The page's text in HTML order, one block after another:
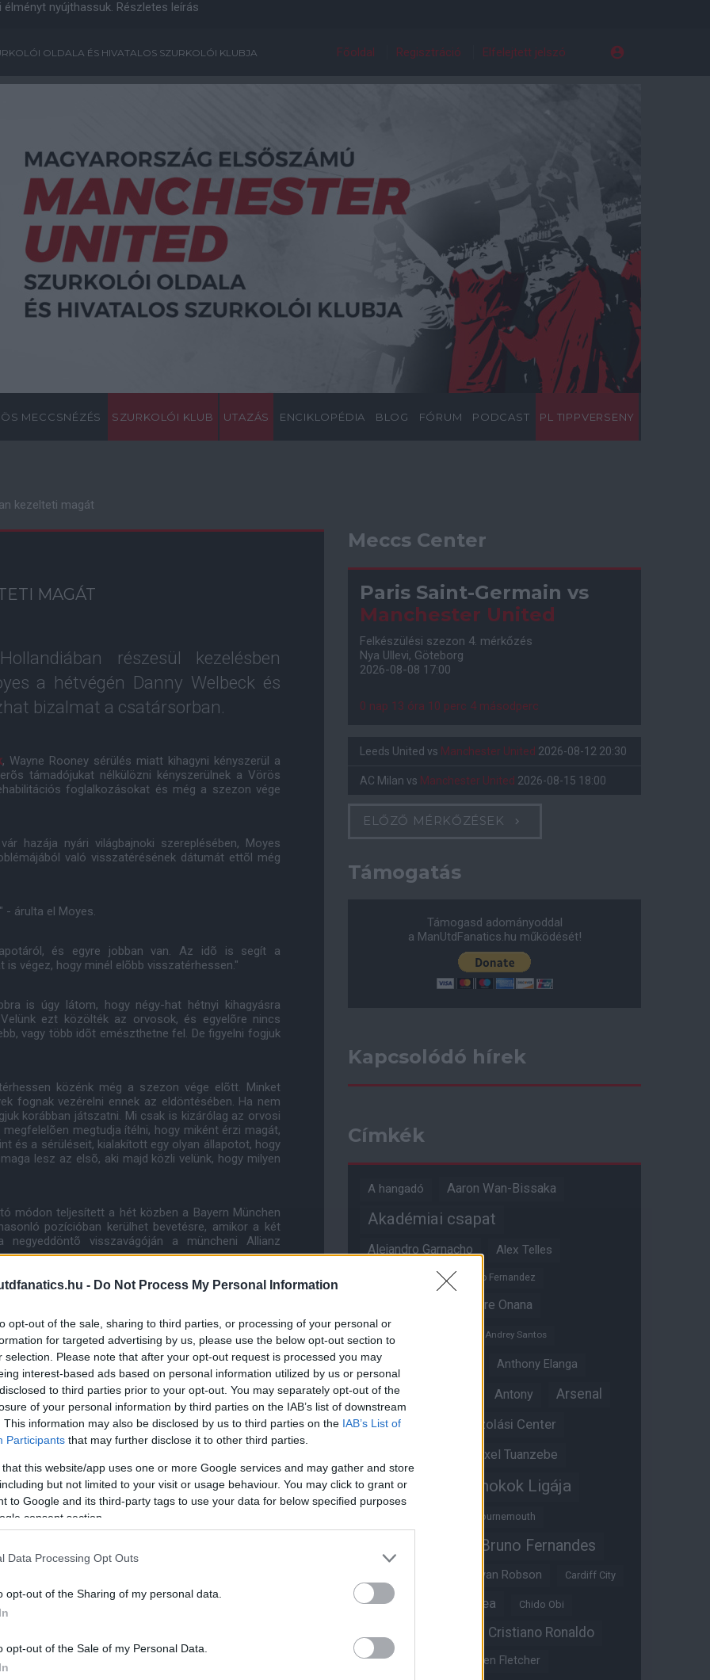
- Do Not Process My Personal Information
opt-out of the sale, sharing to third parties, or processing of your personal or
for targeted advertising by us, please use the below opt-out section to
selection. Please note that after your opt-out request is processed you may
interest-based ads based on personal information utilized by us or personal
to third parties prior to your opt-out. You may separately opt-out of the
of your personal information by third parties on the IAB’s list of downstream
This information may also be disclosed by us to third parties on the IAB’s List of
Participants that may further disclose it to other third parties.
that this website/app uses one or more Google services and may gather and store
but not limited to your visit or usage behaviour. You may click to grant or
to Google and its third-party tags to use your data for below specified purposes
consent section.
Data Processing Opt Outs
opt-out of the Sharing of my personal data.
opt-out of the Sale of my Personal Data.
nyújthassuk. Részletes leírás
OLDALA ÉS HIVATALOS SZURKOLÓI KLUBJA Főoldal Regisztráció Elfelejtett jelszó
MECCSNÉZÉS SZURKOLÓI KLUB UTAZÁS ENCIKLOPÉDIA BLOG FÓRUM PODCAST PL TIPPVERSENY
kezelteti magát
MAGÁT
részesül kezelésben
a hétvégén Danny Welbeck és
bizalmat a csatársorban.
, Wayne Rooney sérülés miatt kihagyni kényszerül a
támadójukat nélkülözni kényszerülnek a Vörös
foglalkozásokat és még a szezon vége
hazája nyári világbajnoki szereplésében, Moyes
való visszatérésének dátumát ettõl még
- árulta el Moyes.
és egyre jobban van. Az idõ is segít a
végez, hogy minél elõbb visszatérhessen."
is úgy látom, hogy négy-hat hétnyi kihagyásra
ezt közölték az orvosok, és egyelõre nincs
vagy több idõt emészthetne fel. De figyelni fogjuk
közénk még a szezon vége elõtt. Minket
fognak vezérelni ennek az eldöntésében. Ha nem
korábban játszatni. Mi csak is kizárólag az orvosi
megtudja ítélni, hogy miként érzi magát,
és a sérüléseit, kialakított egy olyan állapotot, hogy
lesz az elsõ, aki majd közli velünk, hogy milyen
módon teljesített a hét közben a Bayern München
pozícióban kerülhet bevetésre, amikor a két
visszavágóján a müncheni Allianz
- tette hozzá Moyes.
biztosítani, mert idõnként Wayne
lehetõségünk. Erre is figyelemmel kell lennünk."
kelthet az ellenfél védelmében. Képes lefutni az
az emberektõl nem kap elég elismerést ezért.
évben szerintem elég jól teljesít ebben is. A tavalyi
nagyon sokat hajtott, góljai pedig különbözõ
Szeretném azt gondolni, hogy ebben az évben
akik korábban többet látták, mint én, széleskörûbb
lett és fejlõdött."
pozíciót is betölteni. A futball manapság már
játéka nem lehet annyira egysíkú, és nem
Danny ebbõl a szempontból kiváló helyzetben
megállja a helyét."
on is!
Meccs Center
Paris Saint-Germain vs
Manchester United
Felkészülési szezon 4. mérkőzés
Nya Ullevi, Göteborg
2026-08-08 17:00
0 nap 13 óra 10 perc 3 másodperc
Leeds United vs Manchester United 2026-08-12 20:30
AC Milan vs Manchester United 2026-08-15 18:00
ELŐZŐ MÉRKŐZÉSEK
Támogatás
Támogasd adományoddal
a ManUtdFanatics.hu működését!
Kapcsolódó hírek
Címkék
A hangadó Aaron Wan-Bissaka
Akadémiai csapat
Alejandro Garnacho Alex Telles
Alvaro Fernandez
Andre Onana
Andreas Pereira
Andrey Santos
Angol válogatott Anthony Elanga
Anthony Martial Antony Arsenal
Aston Villa Átigazolási Center
Axel Tuanzebe
Ayden Heaven Bajnokok Ligája
Bournemouth
Bruno Fernandes
Bryan Robson Cardiff City
Casemiro Chelsea Chido Obi
Cristiano Ronaldo
Crystal Palace Darren Fletcher